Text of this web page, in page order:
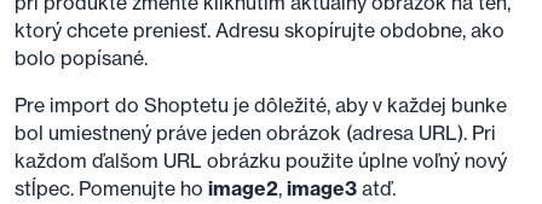
ktorý chcete preniesť. Adresu skopírujte obdobne, ako
bolo popísané.
Pre import do Shoptetu je dôležité, aby v každej bunke
bol umiestnený práve jeden obrázok (adresa URL). Pri
každom ďalšom URL obrázku použite úplne voľný nový
stĺpec. Pomenujte ho image2, image3 atď.